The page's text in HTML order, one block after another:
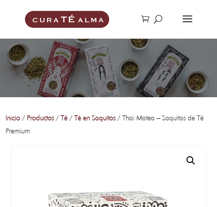
Inicio / Productos/Té/Té en Saquitos/ Thai Matea – Saquitos de Té
Premium